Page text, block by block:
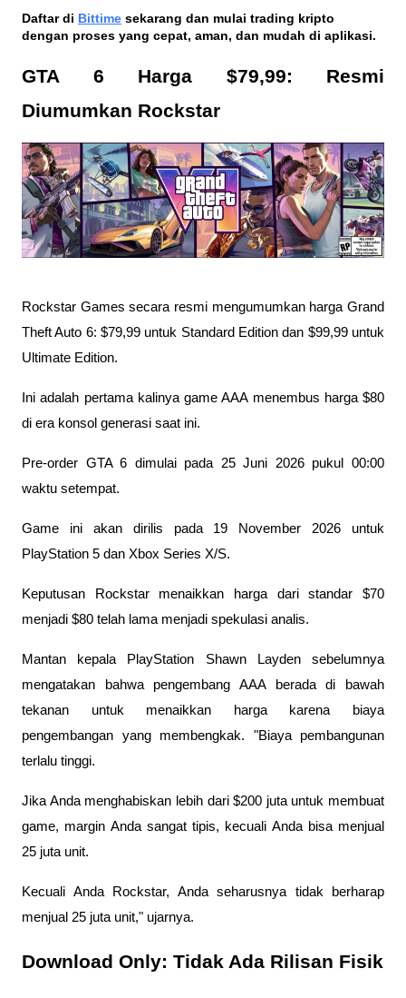
Daftar di Bittime sekarang dan mulai trading kripto
dengan proses yang cepat, aman, dan mudah di aplikasi.
GTA 6 Harga $79,99: Resmi
Diumumkan Rockstar
Rockstar Games secara resmi mengumumkan harga Grand
Theft Auto 6: $79,99 untuk Standard Edition dan $99,99 untuk
Ultimate Edition.
Ini adalah pertama kalinya game AAA menembus harga $80
di era konsol generasi saat ini.
Pre-order GTA 6 dimulai pada 25 Juni 2026 pukul 00:00
waktu setempat.
Game ini akan dirilis pada 19 November 2026 untuk
PlayStation 5 dan Xbox Series X/S.
Keputusan Rockstar menaikkan harga dari standar $70
menjadi $80 telah lama menjadi spekulasi analis.
Mantan kepala PlayStation Shawn Layden sebelumnya
mengatakan bahwa pengembang AAA berada di bawah
tekanan untuk menaikkan harga karena biaya
pengembangan yang membengkak. "Biaya pembangunan
terlalu tinggi.
Jika Anda menghabiskan lebih dari $200 juta untuk membuat
game, margin Anda sangat tipis, kecuali Anda bisa menjual
25 juta unit.
Kecuali Anda Rockstar, Anda seharusnya tidak berharap
menjual 25 juta unit," ujarnya.
Download Only: Tidak Ada Rilisan Fisik